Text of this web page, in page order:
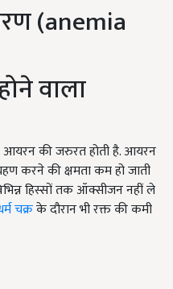
(anemia
वाला
की जरुरत होती है. आयरन
करने की क्षमता कम हो जाती
हिस्सों तक ऑक्सीजन नहीं ले
चक्रके दौरान भी रक्त की कमी